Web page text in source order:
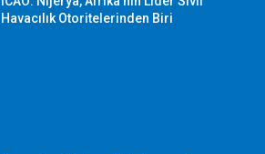
Havacılık Otoritelerinden Biri